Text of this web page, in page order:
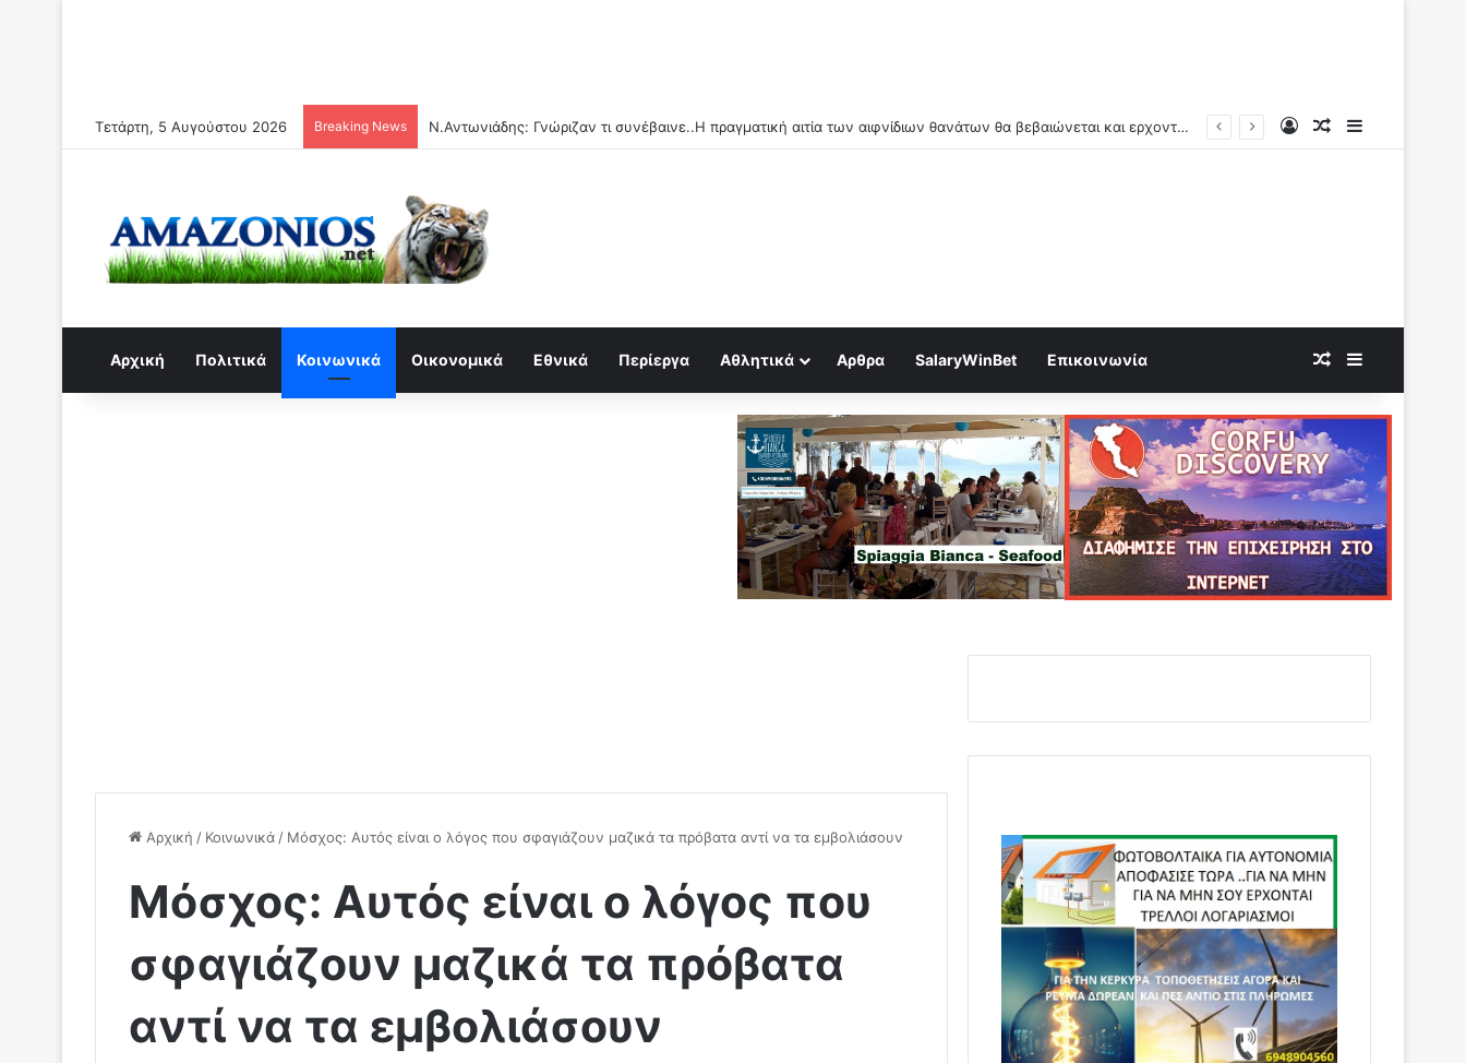
Τετάρτη, 5 Αυγούστου 2026 Breaking News 150.000 ευρώ σε μετρητά είχε εισπράξει από το ελληνικό δημόσιο μέσω επιδομάτων ο 26χρονος Αφγανός μακελάρης! Log InRandom Article
Αρχική Πολιτικά Κοινωνικά Οικονομικά Εθνικά Περίεργα Αθλητικά Αρθρα SalaryWinBet Επικοινωνία Random Article
Αρχική / Κοινωνικά / Μόσχος: Αυτός είναι ο λόγος που σφαγιάζουν μαζικά τα πρόβατα αντί να τα εμβολιάσουν
Μόσχος: Αυτός είναι ο λόγος που
σφαγιάζουν μαζικά τα πρόβατα
αντί να τα εμβολιάσουν